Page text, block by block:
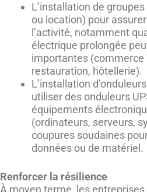
L’installation de
ou location) pour
l’activité, notamment
électrique prolongée
importantes (commerce
restauration, hôtellerie).
L’installation
utiliser des onduleurs
équipements
(ordinateurs, serveurs,
coupures soudaines
données ou de matériel.
Renforcer la résilience
À moyen terme, les